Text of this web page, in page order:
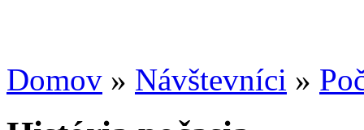
Domov » Návštevníci »